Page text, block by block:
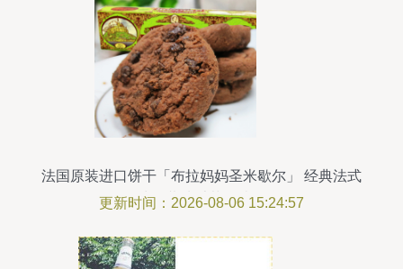
法国原装进口饼干「布拉妈妈圣米歇尔」 经典法式
风味的黄油香草焦糖集盒
更新时间：2026-08-06 15:24:57